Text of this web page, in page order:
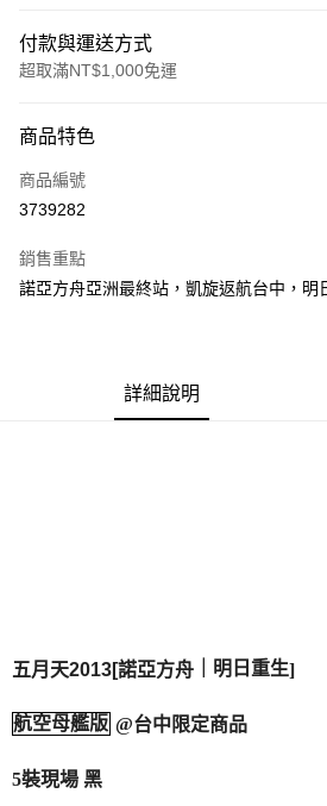
付款與運送方式
超取滿NT$1,000免運
信用卡一次付款
超商取貨付款
Apple Pay
每筆NT$65，滿NT$1,000(含以上)免運費
7-11取貨付款
每筆NT$65，滿NT$1,000(含以上)免運費
付款後7-11取貨
商品特色
商品編號
3739282
銷售重點
諾亞方舟亞洲最終站，凱旋返航台中，明
詳細說明
五月天2013[諾亞方舟 ｜明日重生]
航空母艦版 @台中限定商品
5裝現場 黑